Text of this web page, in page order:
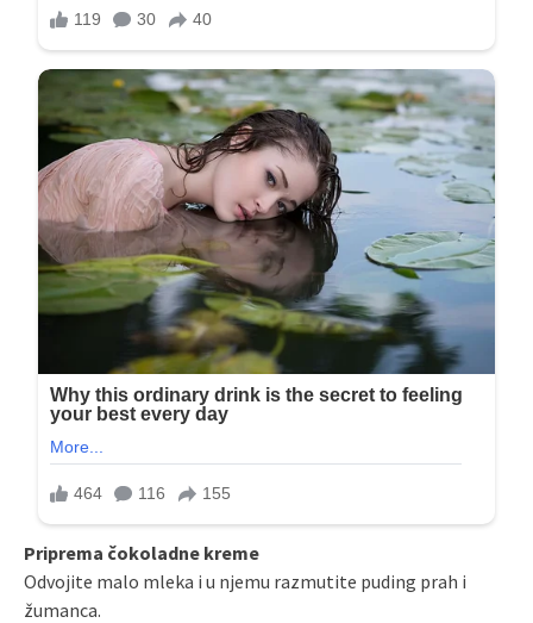
Priprema čokoladne kreme
Odvojite malo mleka i u njemu razmutite puding prah i
žumanca.